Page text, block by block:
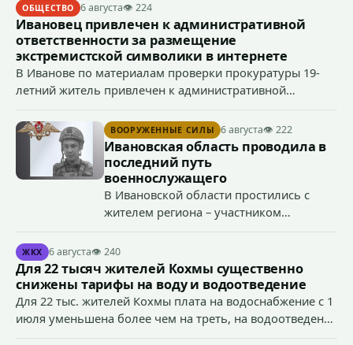
ОБЩЕСТВО 6 августа👁 224
Ивановец привлечен к административной
ответственности за размещение
экстремистской символики в интернете
В Иванове по материалам проверки прокуратуры 19-
летний житель привлечен к административной
демонстрирование символики экстремистской
организации, если эти действия не содержат признаков
уголовно наказуемого деяния) за размещение
экстремистской символики в сети Интернет.
ВООРУЖЕННЫЕ СИЛЫ 6 августа👁 222
Ивановская область проводила в
последний путь
военнослужащего
В Ивановской области простились с
жителем региона – участником
Антоном Тумановым.
ЖКХ 6 августа👁 240
Для 22 тысяч жителей Кохмы существенно
снижены тарифы на воду и водоотведение
Для 22 тыс. жителей Кохмы плата на водоснабжение с 1
июля уменьшена более чем на треть, на водоотведение